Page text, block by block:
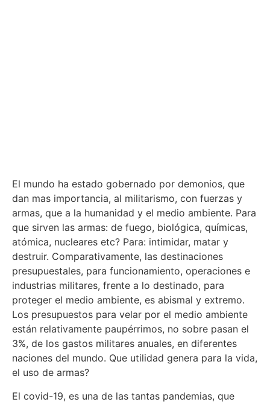
El mundo ha estado gobernado por demonios, que
dan mas importancia, al militarismo, con fuerzas y
armas, que a la humanidad y el medio ambiente. Para
que sirven las armas: de fuego, biológica, químicas,
atómica, nucleares etc? Para: intimidar, matar y
destruir. Comparativamente, las destinaciones
presupuestales, para funcionamiento, operaciones e
industrias militares, frente a lo destinado, para
proteger el medio ambiente, es abismal y extremo.
Los presupuestos para velar por el medio ambiente
están relativamente paupérrimos, no sobre pasan el
3%, de los gastos militares anuales, en diferentes
naciones del mundo. Que utilidad genera para la vida,
el uso de armas?
El covid-19, es una de las tantas pandemias, que